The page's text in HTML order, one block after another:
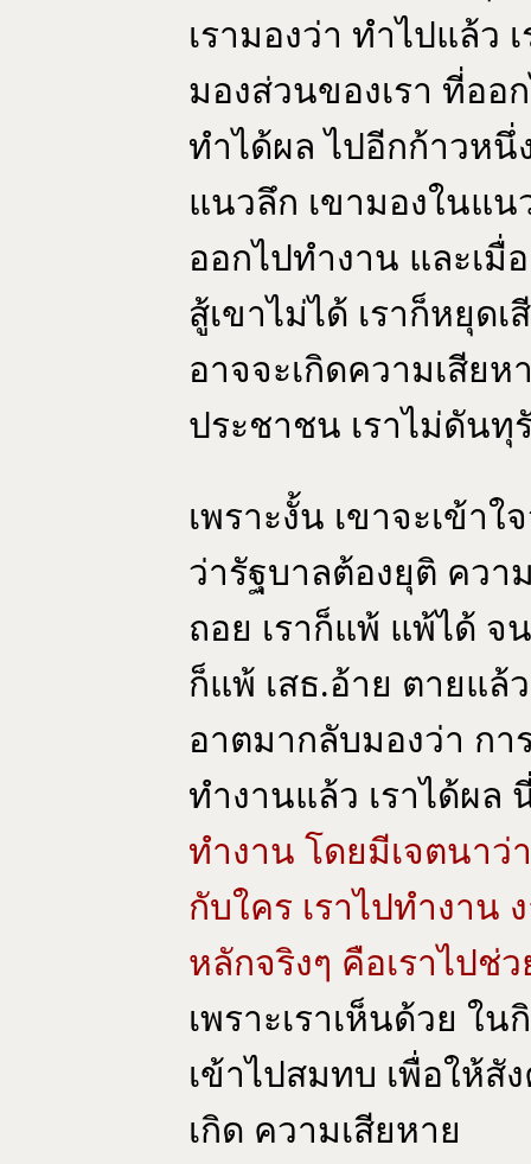
เรามองว่า ทำไปแล้ว
มองส่วนของเรา ที่ออ
ทำได้ผล ไปอีกก้าวหนึ่
แนวลึก เขามองในแน
ออกไปทำงาน และเมื่
สู้เขาไม่ได้ เราก็หยุด
อาจจะเกิดความเสีย
ประชาชน เราไม่ดันทุ
เพราะงั้น เขาจะเข้าใ
ว่ารัฐบาลต้องยุติ ควา
ถอย เราก็แพ้ แพ้ได้ จ
ก็แพ้ เสธ.อ้าย ตายแล้
อาตมากลับมองว่า ก
ทำงานแล้ว เราได้ผล
ทำงาน โดยมีเจตนาว่
กับใคร เราไปทำงาน
หลักจริงๆ คือเราไปช่
เพราะเราเห็นด้วย ใ
เข้าไปสมทบ เพื่อให้สั
เกิด ความเสียหาย